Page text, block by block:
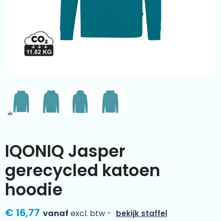
Kleding & textiel
Duurzamere geschenken
Meer categorieën
Sinterklaas
Wijn
IQONIQ Jasper
gerecycled katoen
hoodie
€ 16,77 vanaf excl. btw - bekijk staffel